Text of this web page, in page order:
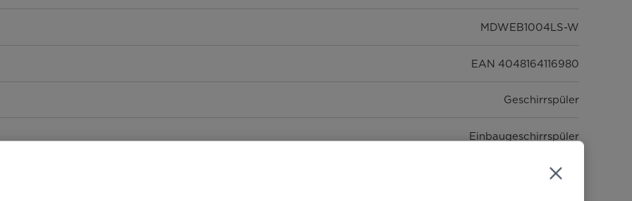
MDWEB1004LS-W
EAN 4048164116980
Geschirrspüler
Einbaugeschirrspüler
Serie 2